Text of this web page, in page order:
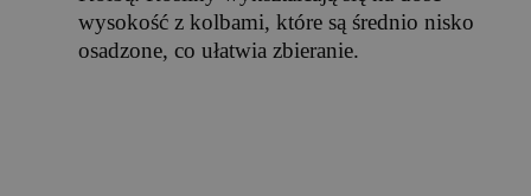
wysokość z kolbami, które są średnio nisko
osadzone, co ułatwia zbieranie.